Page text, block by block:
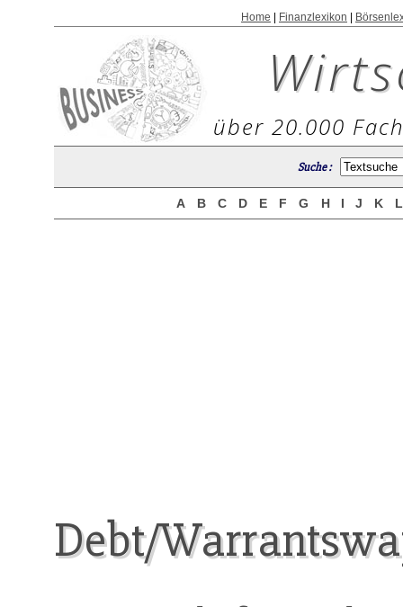
Home Finanzlexikon
über 20.000
Suche :
A B C D E F G H I J K
Debt/